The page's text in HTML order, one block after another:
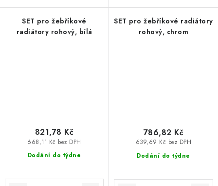
SET pro žebříkové
radiátory rohový, bílá
Dodání do týdne
668,11 Kč bez DPH
821,78 Kč
SET pro žebříkové radiátory
rohový, chrom
Dodání do týdne
639,69 Kč bez DPH
786,82 Kč